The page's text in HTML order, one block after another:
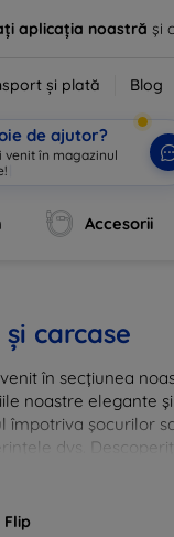
aplicația noastră și
și plată Blog
de ajutor?
Accesorii
și carcase
în secțiunea
noastre elegante
împotriva șocurilor
dvs.
Flip